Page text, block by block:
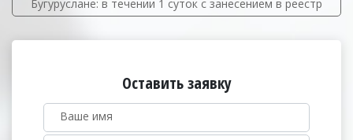
Бугуруслане: в течении 1 суток с занесением в реестр
Оставить заявку